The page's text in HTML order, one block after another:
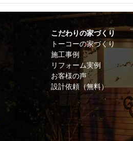
こだわりの家づくり
トーコーの家づくり
施工事例
リフォーム実例
お客様の声
設計依頼（無料）